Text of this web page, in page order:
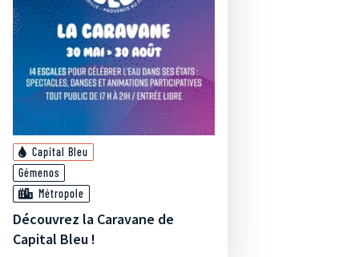
Capital Bleu
Gémenos
Métropole
Découvrez la Caravane de
Capital Bleu !